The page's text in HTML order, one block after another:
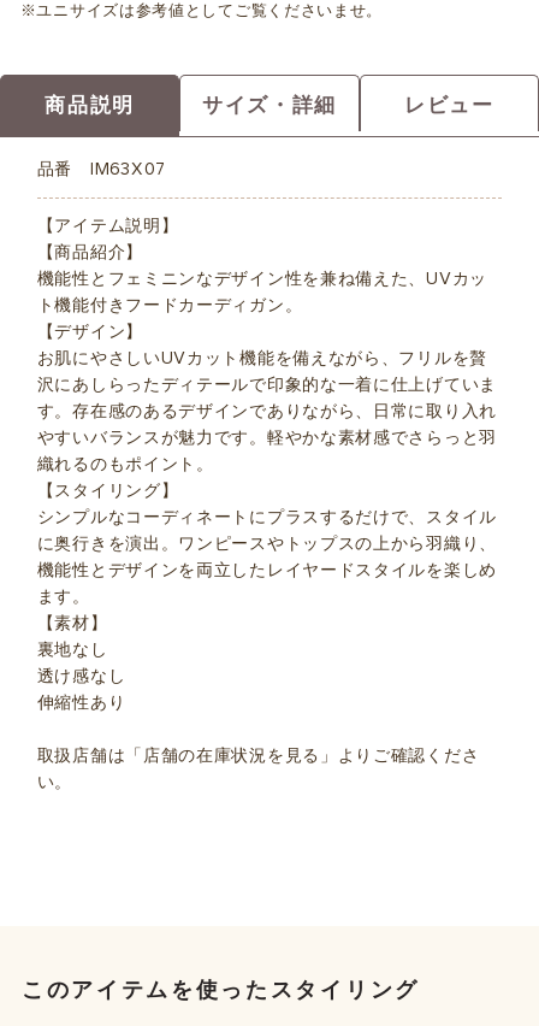
※ユニサイズは参考値としてご覧くださいませ。
商品説明 サイズ・詳細 レビュー
品番 IM63X07
【アイテム説明】
【商品紹介】
機能性とフェミニンなデザイン性を兼ね備えた、UVカッ
ト機能付きフードカーディガン。
【デザイン】
お肌にやさしいUVカット機能を備えながら、フリルを贅
沢にあしらったディテールで印象的な一着に仕上げていま
す。存在感のあるデザインでありながら、日常に取り入れ
やすいバランスが魅力です。軽やかな素材感でさらっと羽
織れるのもポイント。
【スタイリング】
シンプルなコーディネートにプラスするだけで、スタイル
に奥行きを演出。ワンピースやトップスの上から羽織り、
機能性とデザインを両立したレイヤードスタイルを楽しめ
ます。
【素材】
裏地なし
透け感なし
伸縮性あり
取扱店舗は「店舗の在庫状況を見る」よりご確認くださ
い。
このアイテムを使ったスタイリング